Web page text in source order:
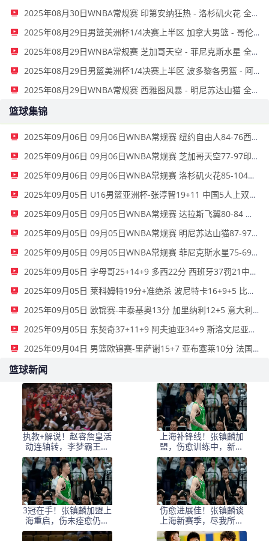
2025年08月30日WNBA常规赛 印第安纳狂热 - 洛杉矶火花 全场录像
2025年08月29日男篮美洲杯1/4决赛上半区 加拿大男篮 - 哥伦比亚男篮 全场录像
2025年08月29日WNBA常规赛 芝加哥天空 - 菲尼克斯水星 全场录像
2025年08月29日男篮美洲杯1/4决赛上半区 波多黎各男篮 - 阿根廷男篮 全场录像
2025年08月29日WNBA常规赛 西雅图风暴 - 明尼苏达山猫 全场录像
篮球集锦
2025年09月06日 09月06日WNBA常规赛 纽约自由人84-76西雅图风暴 全场集锦
2025年09月06日 09月06日WNBA常规赛 芝加哥天空77-97印第安纳狂热 全场集锦
2025年09月06日 09月06日WNBA常规赛 洛杉矶火花85-104亚特兰大梦想 全场集锦
2025年09月05日 U16男篮亚洲杯-张淳智19+11 中国5人上双击败巴林进四强
2025年09月05日 09月05日WNBA常规赛 达拉斯飞翼80-84 金州女武神 全场集锦
2025年09月05日 09月05日WNBA常规赛 明尼苏达山猫87-97拉斯维加斯王牌 全场集锦
2025年09月05日 09月05日WNBA常规赛 菲尼克斯水星75-69 华盛顿神秘人 全场集锦
2025年09月05日 字母哥25+14+9 多西22分 西班牙37罚21中不敌希腊无缘16强
2025年09月05日 莱科姆特19分+准绝杀 波尼特卡16+9+5 比利时险胜波兰
2025年09月05日 欧锦赛-丰泰基奥13分 加里纳利12+5 意大利男篮大胜塞浦路斯
2025年09月05日 东契奇37+11+9 阿夫迪亚34+9 斯洛文尼亚力克以色列
2025年09月04日 男篮欧锦赛-里萨谢15+7 亚布塞莱10分 法国40分大胜冰岛
篮球新闻
执教+解说！赵睿詹皇活
动连轴转，李梦霸王步
拥抱燃全场
上海补锋线！张镇麟加
盟，伤愈训练中，新赛
季剑指四强
3冠在手！张镇麟加盟上
海重启，伤未痊愈仍全
力，目标冲佳绩
伤愈进展佳！张镇麟谈
上海新赛季，尽我所能
助队，感谢球迷接纳